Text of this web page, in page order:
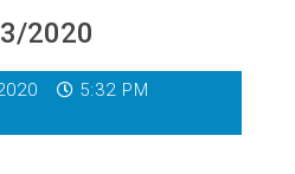
2020
5:32 PM